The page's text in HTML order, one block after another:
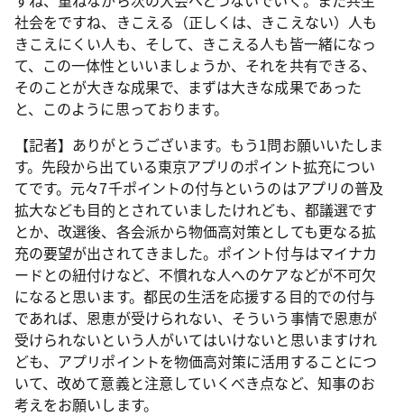
社会をですね、きこえる（正しくは、きこえない）人も
きこえにくい人も、そして、きこえる人も皆一緒になっ
て、この一体性といいましょうか、それを共有できる、
そのことが大きな成果で、まずは大きな成果であった
と、このように思っております。
【記者】ありがとうございます。もう1問お願いいたしま
す。先段から出ている東京アプリのポイント拡充につい
てです。元々7千ポイントの付与というのはアプリの普及
拡大なども目的とされていましたけれども、都議選です
とか、改選後、各会派から物価高対策としても更なる拡
充の要望が出されてきました。ポイント付与はマイナカ
ードとの紐付けなど、不慣れな人へのケアなどが不可欠
になると思います。都民の生活を応援する目的での付与
であれば、恩恵が受けられない、そういう事情で恩恵が
受けられないという人がいてはいけないと思いますけれ
ども、アプリポイントを物価高対策に活用することにつ
いて、改めて意義と注意していくべき点など、知事のお
考えをお願いします。